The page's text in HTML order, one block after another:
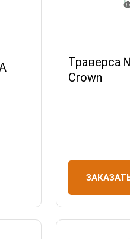
Траверса
Crown